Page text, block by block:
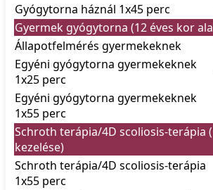
Gyógytorna háznál 1x45 perc
Gyermek gyógytorna (12 éves kor
Állapotfelmérés gyermekeknek
Egyéni gyógytorna gyermekeknek
1x25 perc
Egyéni gyógytorna gyermekeknek
1x55 perc
Schroth terápia/4D scoliosis-terápia
kezelése)
Schroth terápia/4D scoliosis-terápia
1x55 perc